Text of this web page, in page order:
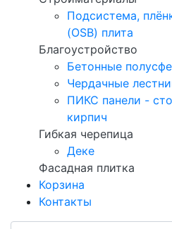
Подсистема,
(OSB) плита
Благоустройство
Бетонные
Чердачные
ПИКС панели -
кирпич
Гибкая черепица
Деке
Фасадная плитка
Корзина
Контакты